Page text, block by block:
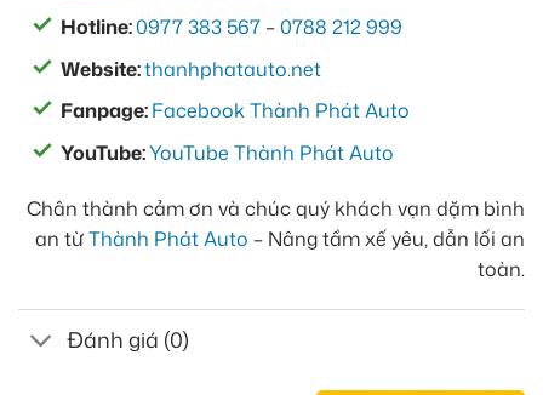
Hotline:0977 383 567 –0788 212 999
Website:thanhphatauto.net
Fanpage:Facebook Thành Phát Auto
YouTube:YouTube Thành Phát Auto
Chân thành cảm ơn và chúc quý khách vạn dặm bình
an từThành Phát Auto – Nâng tầm xế yêu, dẫn lối an
toàn.
Đánh giá (0)